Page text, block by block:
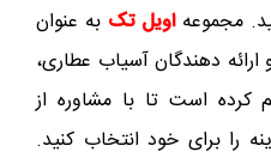
مجموعهاویل تک به عنوان
دهندگان آسیاب عطاری،
کرده است تا با مشاوره از
را برای خود انتخاب کنید.